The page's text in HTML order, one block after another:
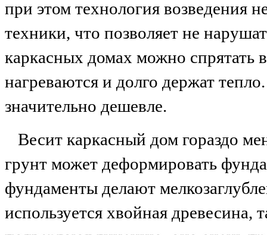
при этом технология возведения
техники, что позволяет не
каркасных домах можно спрятать
нагреваются и долго держат
значительно дешевле.
Весит каркасный дом гораздо
грунт может деформировать
фундаменты делают
используется хвойная древесина,